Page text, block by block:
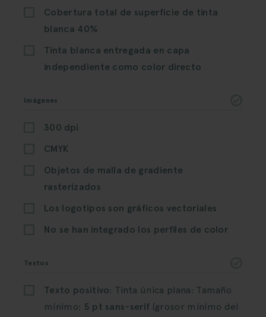
Cobertura total de superficie de tinta
blanca 40%
Tinta blanca entregada en capa
independiente como color directo
Imágenes
300 dpi
CMYK
Objetos de malla de gradiente
rasterizados
Los logotipos son gráficos vectoriales
No se han integrado los perfiles de color
Textos
Texto positivo: Tinta única plana: Tamaño
mínimo: 5 pt sans-serif (grosor mínimo del